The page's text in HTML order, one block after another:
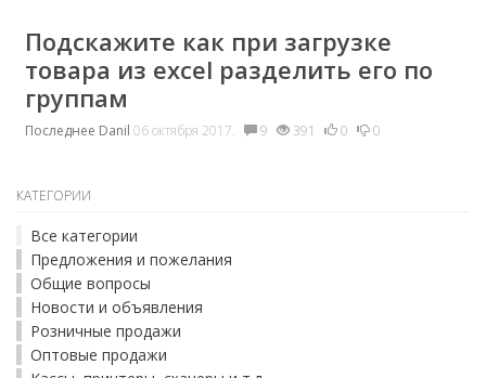
Подскажите как при загрузке
товара из excel разделить его по
группам
Последнее Danil 06 октября 2017. 9 391 0 0
КАТЕГОРИИ
Все категории
Предложения и пожелания
Общие вопросы
Новости и объявления
Розничные продажи
Оптовые продажи